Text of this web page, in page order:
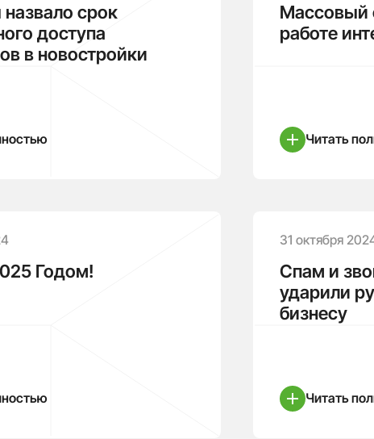
срок
доступа
в новостройки
Массовый
работе
Читать
Годом!
31 октября
Спам и
ударили
бизнесу
Читать